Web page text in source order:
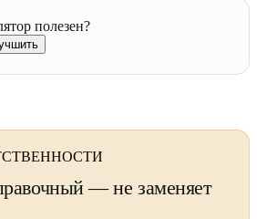
полезен?
— не заменяет